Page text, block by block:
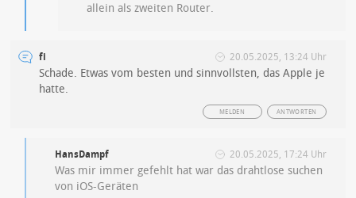
allein als zweiten Router.
fi 20.05.2025, 13:24 Uhr
Schade. Etwas vom besten und sinnvollsten, das Apple je
hatte.
ANTWORTEN
MELDEN
HansDampf 20.05.2025, 17:24 Uhr
Was mir immer gefehlt hat war das drahtlose suchen
von iOS-Geräten